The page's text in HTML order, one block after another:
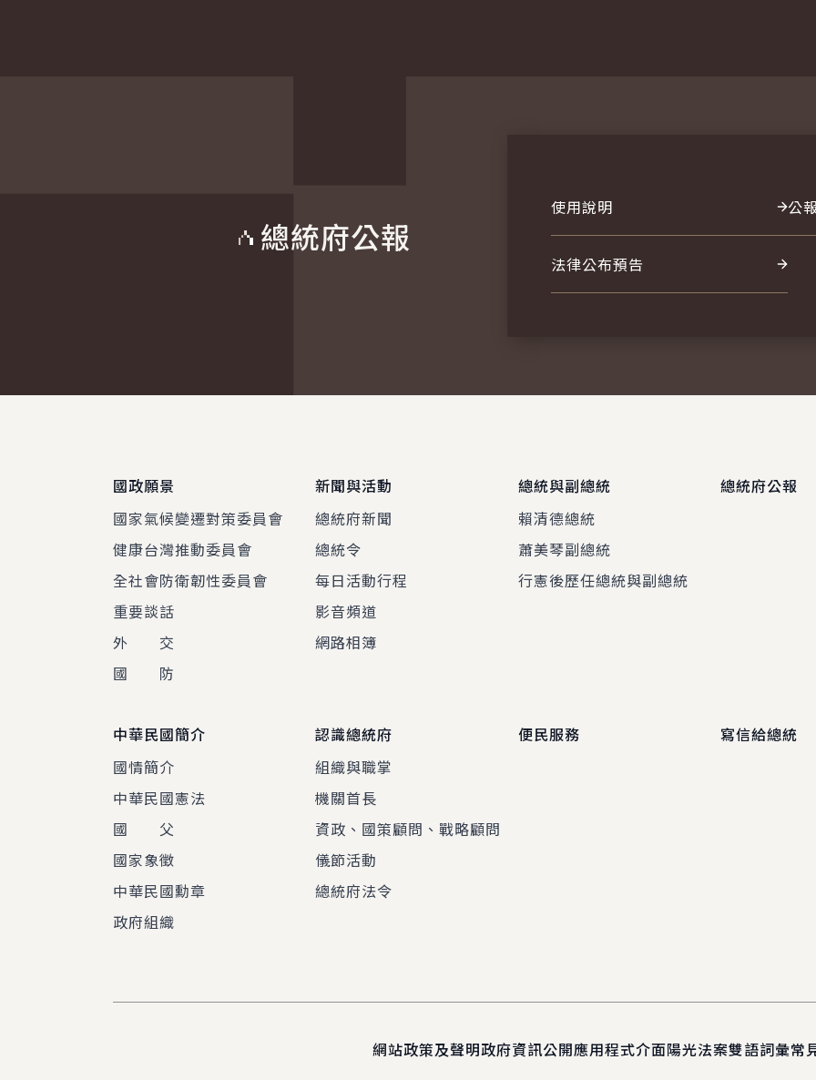
總統府公報
使用說明 公
法律公布預告
國政願景
國家氣候變遷對策委員會
健康台灣推動委員會
全社會防衛韌性委員會
重要談話
外 交
國 防
新聞與活動
總統府新聞
總統令
每日活動行程
影音頻道
網路相簿
總統與副總統
賴清德總統
蕭美琴副總統
行憲後歷任總統與副總統
總統府公報
中華民國簡介
國情簡介
中華民國憲法
國 父
國家象徵
中華民國勳章
政府組織
認識總統府
組織與職掌
機關首長
資政、國策顧問、戰略顧問
儀節活動
總統府法令
便民服務 寫信給總統
網站政策及聲明政府資訊公開應用程式介面陽光法案雙語詞彙常